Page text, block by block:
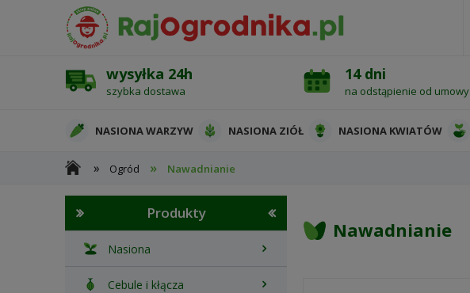
wysyłka 24h
szybka dostawa
14 dni
na odstąpienie od umowy
NASIONA WARZYW NASIONA ZIÓŁ NASIONA KWIATÓW
OCHRONA ROŚLIN
» Ogród » Nawadnianie
Produkty
Nasiona
Cebule i kłącza
Nawadnianie